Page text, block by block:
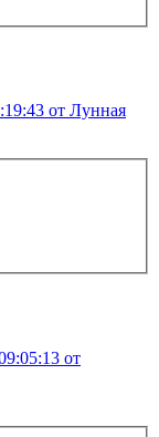
от Лунная
от